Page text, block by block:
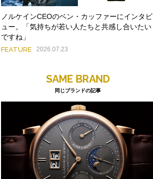
ノルケインCEOのベン・カッファーにインタビ
ュー。「気持ちが若い人たちと共感し合いたい
ですね」
FEATURE 2026.07.23
SAME BRAND
同じブランドの記事